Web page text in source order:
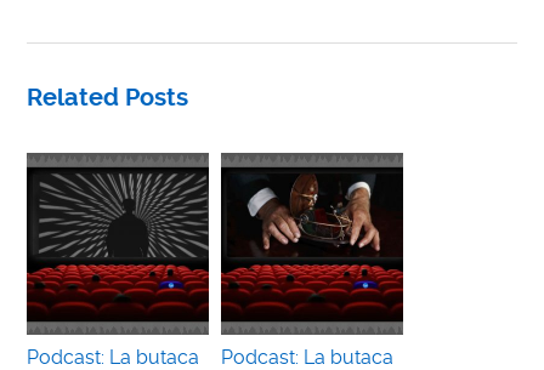
Related Posts
Podcast: La butaca
Podcast: La butaca